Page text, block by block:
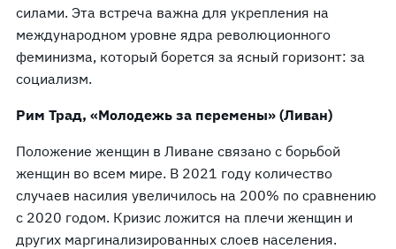
силами. Эта встреча важна для укрепления на
международном уровне ядра революционного
феминизма, который борется за ясный горизонт: за
социализм.
Рим Трад, «Молодежь за перемены» (Ливан)
Положение женщин в Ливане связано с борьбой
женщин во всем мире. В 2021 году количество
случаев насилия увеличилось на 200% по сравнению
с 2020 годом. Кризис ложится на плечи женщин и
других маргинализированных слоев населения.